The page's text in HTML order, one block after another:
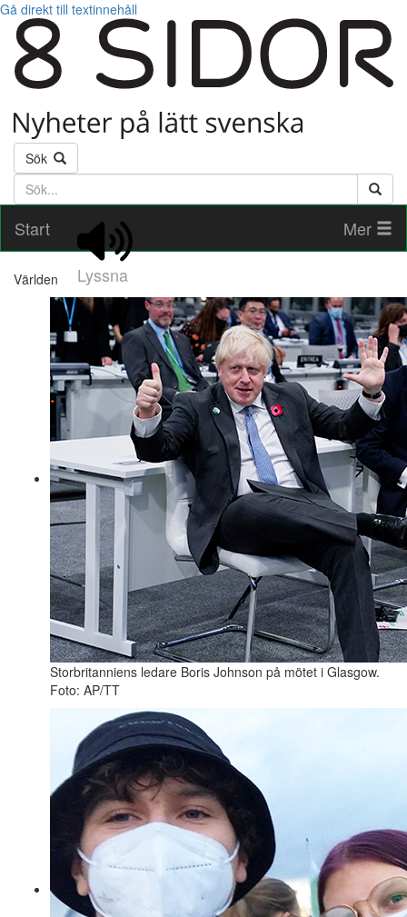
Gå direkt till textinnehåll
Sök
Söktext
Start
Lyssna
Mer
Världen
Storbritanniens ledare Boris Johnson på mötet i Glasgow.
Foto: AP/TT